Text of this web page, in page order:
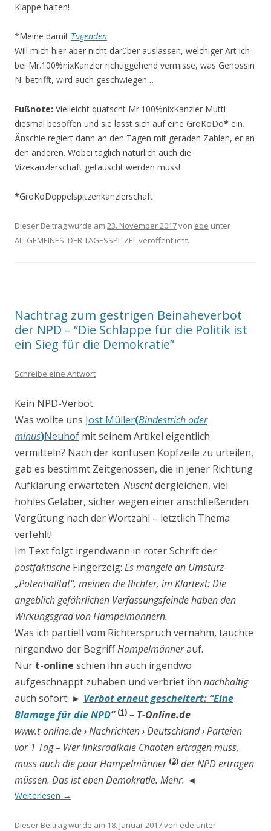
Klappe halten!
*Meine damit Tugenden.
Will mich hier aber nicht darüber auslassen, welchiger Art ich
bei Mr.100%nixKanzler richtiggehend vermisse, was Genossin
N. betrifft, wird auch geschwiegen…
Fußnote: Vielleicht quatscht Mr.100%nixKanzler Mutti
diesmal besoffen und sie lässt sich auf eine GroKoDo* ein.
Änschie regiert dann an den Tagen mit geraden Zahlen, er an
den anderen. Wobei täglich natürlich auch die
Vizekanzlerschaft getauscht werden muss!
*GroKoDoppelspitzenkanzlerschaft
Dieser Beitrag wurde am 23. November 2017von ede unter
ALLGEMEINES, DER TAGESSPITZELveröffentlicht.
Nachtrag zum gestrigen Beinaheverbot
der NPD – “Die Schlappe für die Politik ist
ein Sieg für die Demokratie”
Schreibe eine Antwort
Kein NPD-Verbot
Was wollte uns Jost Müller(Bindestrich oder
minus)Neuhof mit seinem Artikel eigentlich
vermitteln? Nach der konfusen Kopfzeile zu urteilen,
gab es bestimmt Zeitgenossen, die in jener Richtung
Aufklärung erwarteten. Nüschtdergleichen, viel
hohles Gelaber, sicher wegen einer anschließenden
Vergütung nach der Wortzahl – letztlich Thema
verfehlt!
Im Text folgt irgendwann in roter Schrift der
postfaktische Fingerzeig: Es mangele an Umsturz-
„Potentialität“, meinen die Richter, im Klartext: Die
angeblich gefährlichen Verfassungsfeinde haben den
Wirkungsgrad von Hampelmännern.
Was ich partiell vom Richterspruch vernahm, tauchte
nirgendwo der BegriffHampelmännerauf.
Nur t-online schien ihn auch irgendwo
aufgeschnappt zuhaben und verbriet ihn nachhaltig
auch sofort: ► Verbot erneut gescheitert: “Eine
Blamage für die NPD” (1) – T-Online.de
www.t-online.de › Nachrichten › Deutschland › Parteien
vor 1 Tag – Wer linksradikale Chaoten ertragen muss,
muss auch die paar Hampelmänner (2) der NPD ertragen
müssen. Das ist eben Demokratie. Mehr. ◄
Weiterlesen →
Dieser Beitrag wurde am 18. Januar 2017von ede unter